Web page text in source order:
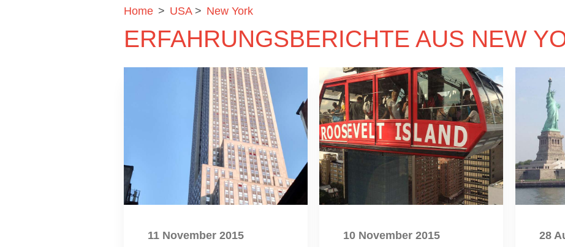
Home > USA> New York
ERFAHRUNGSBERICHTE AUS NEW
11 November 2015 10 November 2015 28